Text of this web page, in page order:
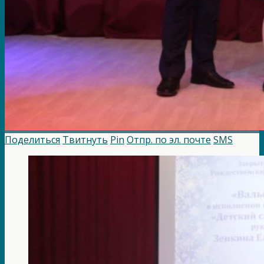
Поделиться Твитнуть Pin Отпр. по эл. почте SMS